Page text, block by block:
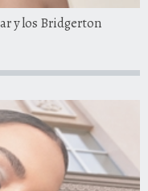
y los Bridgerton